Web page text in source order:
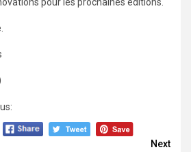
pour les prochaines éditions.
Next